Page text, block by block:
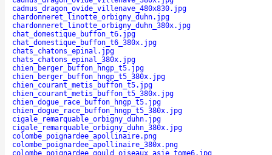
cadmus_dragon_ovide_villenave_480x830.jpg
chardonneret_linotte_orbigny_duhn.jpg
chardonneret_linotte_orbigny_duhn_380x.jpg
chat_domestique_buffon_t6.jpg
chat_domestique_buffon_t6_380x.jpg
chats_chatons_epinal.jpg
chats_chatons_epinal_380x.jpg
chien_berger_buffon_hngp_t5.jpg
chien_berger_buffon_hngp_t5_380x.jpg
chien_courant_metis_buffon_t5.jpg
chien_courant_metis_buffon_t5_380x.jpg
chien_dogue_race_buffon_hngp_t5.jpg
chien_dogue_race_buffon_hngp_t5_380x.jpg
cigale_remarquable_orbigny_duhn.jpg
cigale_remarquable_orbigny_duhn_380x.jpg
colombe_poignardee_apollinaire.png
colombe_poignardee_apollinaire_380x.png
colombe_poignardee_gould_oiseaux_asie_tome6.jpg